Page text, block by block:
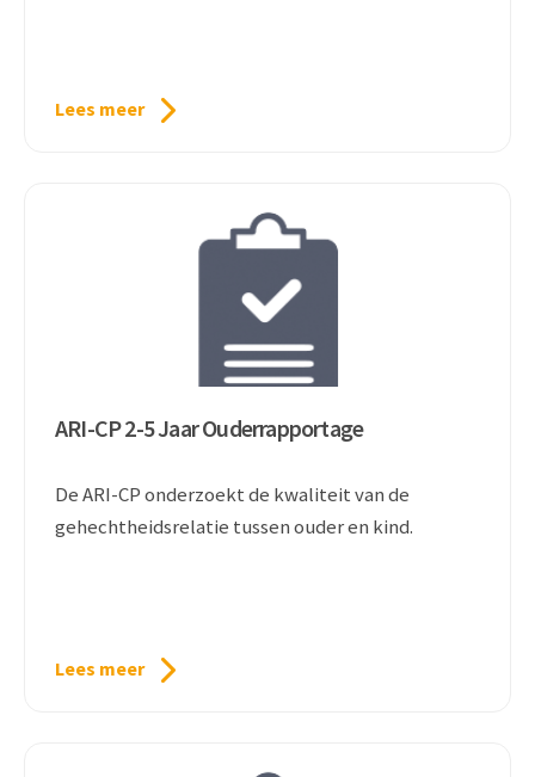
Lees meer
ARI-CP 2-5 Jaar Ouderrapportage
De ARI-CP onderzoekt de kwaliteit van de
gehechtheidsrelatie tussen ouder en kind.
Lees meer